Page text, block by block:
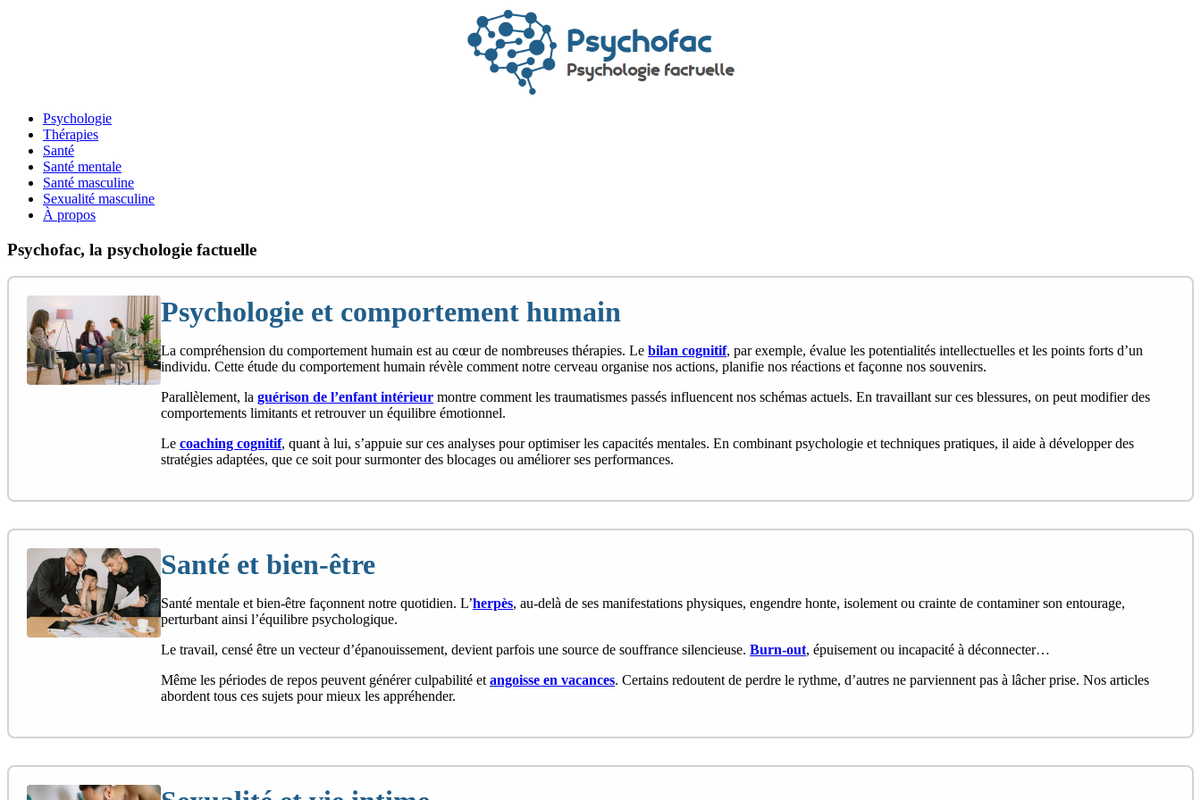
Psychologie
Thérapies
Santé
Santé mentale
Santé masculine
Sexualité masculine
À propos
Psychofac, la psychologie factuelle
Psychologie et comportement humain
La compréhension du comportement humain est au cœur de nombreuses thérapies. Le bilan cognitif, par exemple, évalue les potentialités intellectuelles et les points forts d’un
individu. Cette étude du comportement humain révèle comment notre cerveau organise nos actions, planifie nos réactions et façonne nos souvenirs.
Parallèlement, la guérison de l’enfant intérieur montre comment les traumatismes passés influencent nos schémas actuels. En travaillant sur ces blessures, on peut modifier des
comportements limitants et retrouver un équilibre émotionnel.
Le coaching cognitif, quant à lui, s’appuie sur ces analyses pour optimiser les capacités mentales. En combinant psychologie et techniques pratiques, il aide à développer des
stratégies adaptées, que ce soit pour surmonter des blocages ou améliorer ses performances.
Santé et bien-être
Santé mentale et bien-être façonnent notre quotidien. L’herpès, au-delà de ses manifestations physiques, engendre honte, isolement ou crainte de contaminer son entourage,
perturbant ainsi l’équilibre psychologique.
Le travail, censé être un vecteur d’épanouissement, devient parfois une source de souffrance silencieuse. Burn-out, épuisement ou incapacité à déconnecter…
Même les périodes de repos peuvent générer culpabilité etangoisse en vacances. Certains redoutent de perdre le rythme, d’autres ne parviennent pas à lâcher prise. Nos articles
abordent tous ces sujets pour mieux les appréhender.